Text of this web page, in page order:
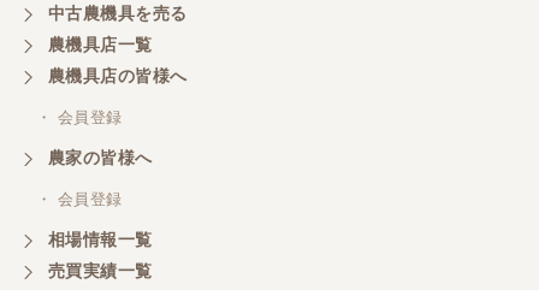
中古農機具を売る
農機具店一覧
農機具店の皆様へ
・ 会員登録
農家の皆様へ
・ 会員登録
相場情報一覧
売買実績一覧